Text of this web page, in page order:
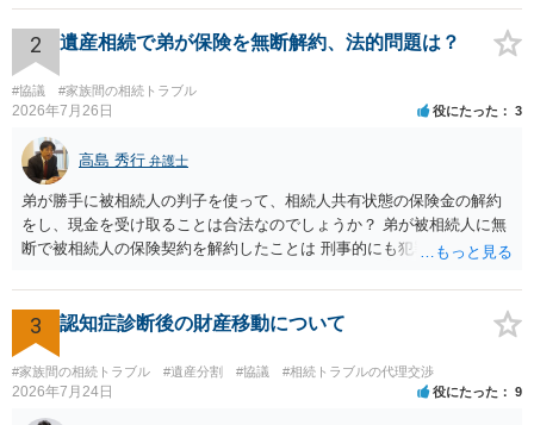
できない、という意味でした。
2 遺産相続で弟が保険を無断解約、法的問題は？
#協議 #家族間の相続トラブル
2026年7月26日 役にたった 3
高島 秀行 弁護士
弟が勝手に被相続人の判子を使って、相続人共有状態の保険金の解約
をし、現金を受け取ることは合法なのでしょうか？ 弟が被相続人に無
断で被相続人の保険契約を解約したことは 刑事的にも犯罪となる可能
された書類のコピーを取得して、弁護士に面談で詳しい事情を話して
相談 されたら良いと思います。
3 認知症診断後の財産移動について
#家族間の相続トラブル #遺産分割 #協議 #相続トラブルの代理交渉
2026年7月24日 役にたった 9